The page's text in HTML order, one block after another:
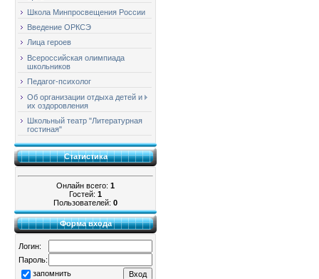
Школа Минпросвещения России
Введение ОРКСЭ
Лица героев
Всероссийская олимпиада
школьников
Педагог-психолог
Об организации отдыха детей и
их оздоровления
Школьный театр "Литературная
гостиная"
Статистика
Онлайн всего: 1
Гостей: 1
Пользователей: 0
Форма входа
Логин:
Пароль:
запомнить